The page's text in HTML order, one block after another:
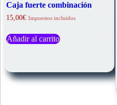
Caja fuerte combinación
15,00€ Impuestos incluidos
Añadir al carrito